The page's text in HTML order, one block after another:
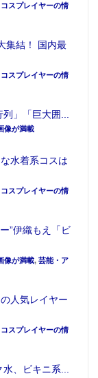
スプレイヤーの情
集結！ 国内最
スプレイヤーの情
」「巨大囲...
像が満載
水着系コスは
スプレイヤーの情
”伊織もえ「ビ
像が満載, 芸能・ア
人気レイヤー
スプレイヤーの情
、ビキニ系...